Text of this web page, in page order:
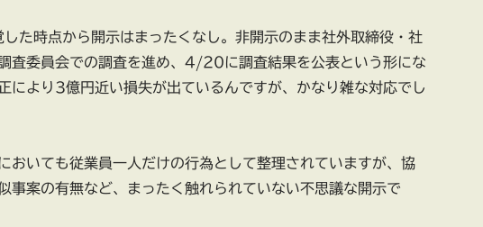
た時点から開示はまったくなし。非開示のまま社外取締役・社
査委員会での調査を進め、4/20に調査結果を公表という形にな
により3億円近い損失が出ているんですが、かなり雑な対応でし
おいても従業員一人だけの行為として整理されていますが、協
事案の有無など、まったく触れられていない不思議な開示で